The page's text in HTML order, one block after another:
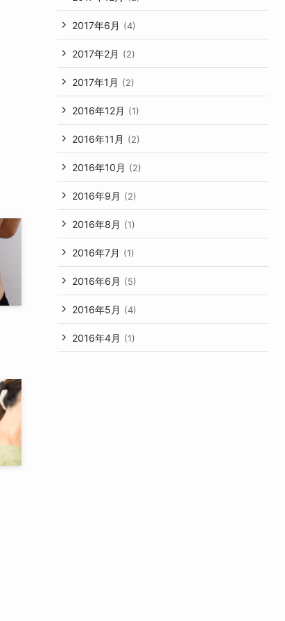
2017年6月 (4)
2017年2月 (2)
2017年1月 (2)
2016年12月 (1)
2016年11月 (2)
2016年10月 (2)
2016年9月 (2)
2016年8月 (1)
2016年7月 (1)
2016年6月 (5)
2016年5月 (4)
2016年4月 (1)